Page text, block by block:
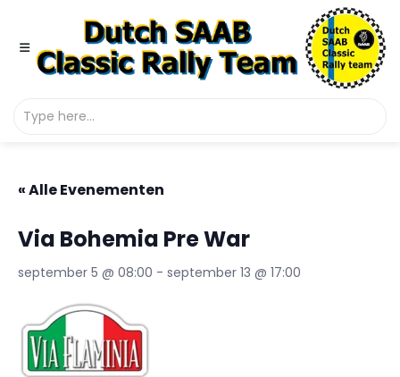
« Alle Evenementen
Via Bohemia Pre War
september 5 @ 08:00 - september 13 @ 17:00